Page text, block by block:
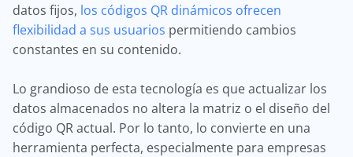
datos fijos, los códigos QR dinámicos ofrecen
flexibilidad a sus usuarios permitiendo cambios
constantes en su contenido.
Lo grandioso de esta tecnología es que actualizar los
datos almacenados no altera la matriz o el diseño del
código QR actual. Por lo tanto, lo convierte en una
herramienta perfecta, especialmente para empresas